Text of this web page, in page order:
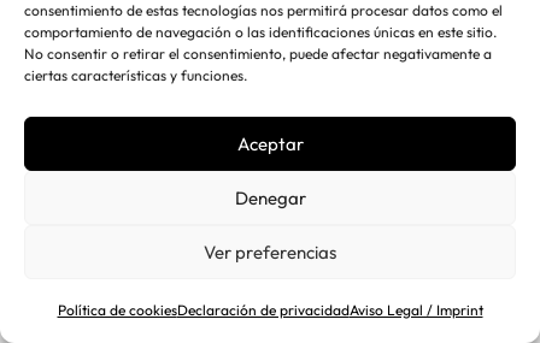
consentimiento de estas tecnologías nos permitirá procesar datos como el
comportamiento de navegación o las identificaciones únicas en este sitio.
No consentir o retirar el consentimiento, puede afectar negativamente a
ciertas características y funciones.
Aceptar
Denegar
Ver preferencias
Política de cookiesDeclaración de privacidadAviso Legal / Imprint
Trayectoria y Confianza
Con más de 70 años de experiencia, nos